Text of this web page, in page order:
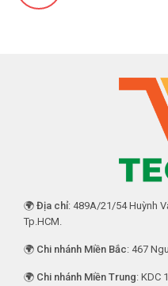
🌍 Địa chỉ: 489A/21/54 Huỳnh
Tp.HCM.
🌍 Chi nhánh Miền Bắc: 467
🌍 Chi nhánh Miền Trung: KDC